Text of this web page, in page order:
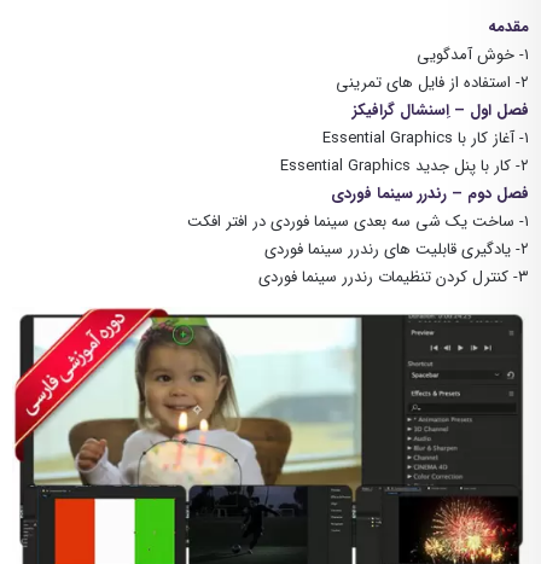
مقدمه
۱- خوش آمدگویی
۲- استفاده از فایل های تمرینی
فصل اول – اِسنشال گرافیکز
۱- آغاز کار با Essential Graphics
۲- کار با پنل جدید Essential Graphics
فصل دوم – رندرر سینما فوردی
۱- ساخت یک شی سه بعدی سینما فوردی در افتر افکت
۲- یادگیری قابلیت های رندرر سینما فوردی
۳- کنترل کردن تنظیمات رندرر سینما فوردی